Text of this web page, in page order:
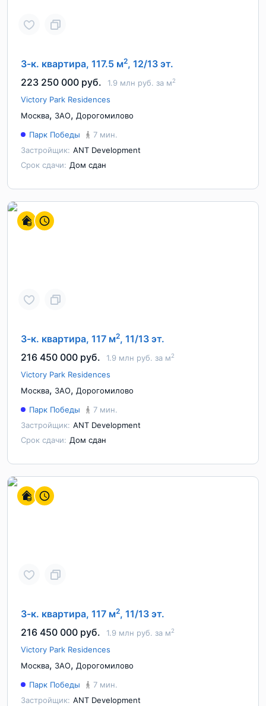
3-к. квартира, 117.5 м2, 12/13 эт.
223 250 000 руб.
1.9 млн руб. за м2
Victory Park Residences
Москва, ЗАО, Дорогомилово
Парк Победы
7 мин.
Застройщик: ANT Development
Срок сдачи: Дом сдан
3-к. квартира, 117 м2, 11/13 эт.
216 450 000 руб.
1.9 млн руб. за м2
Victory Park Residences
Москва, ЗАО, Дорогомилово
Парк Победы
7 мин.
Застройщик: ANT Development
Срок сдачи: Дом сдан
3-к. квартира, 117 м2, 11/13 эт.
216 450 000 руб.
1.9 млн руб. за м2
Victory Park Residences
Москва, ЗАО, Дорогомилово
Парк Победы
7 мин.
Застройщик: ANT Development